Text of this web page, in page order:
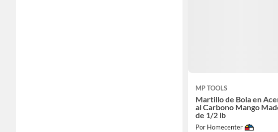
MP TOOLS
Martillo de Bola en
al Carbono Mango
de 1/2 lb
Por Homecenter